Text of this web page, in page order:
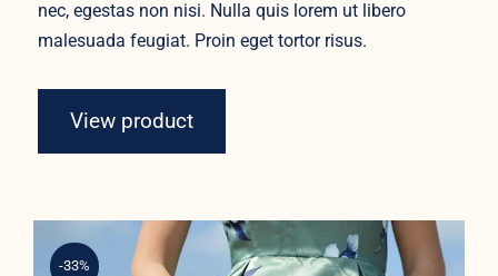
nec, egestas non nisi. Nulla quis lorem ut libero
malesuada feugiat. Proin eget tortor risus.
View product
-33%